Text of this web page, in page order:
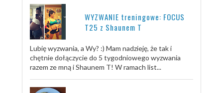
WYZWANIE treningowe: FOCUS
T25 z Shaunem T
Lubię wyzwania, a Wy? :) Mam nadzieję, że tak i
chętnie dołączycie do 5 tygodniowego wyzwania
razem ze mną i Shaunem T! W ramach list...